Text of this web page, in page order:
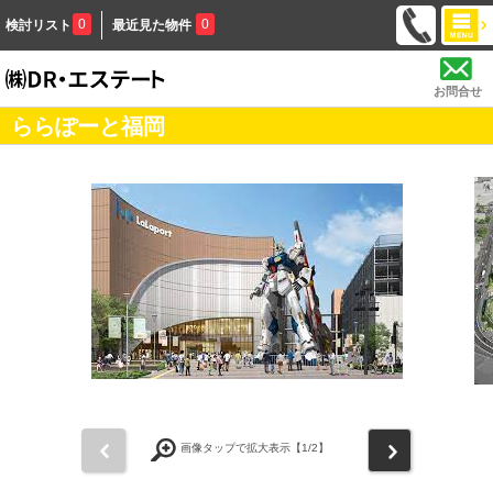
検討リスト 0 最近見た物件 0
お問合せ
ららぽーと福岡
画像タップで拡大表示【1/2】